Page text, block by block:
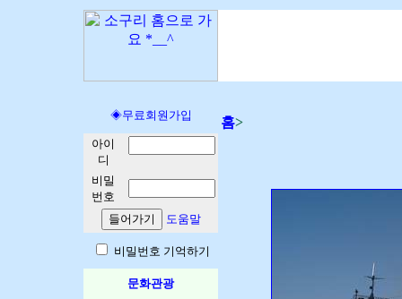
◈무료회원가입
아이
디
비밀
번호
도움말
비밀번호 기억하기
문화관광
홈>